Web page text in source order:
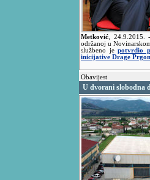
Metković 24.9.2015.
održanoj u
službeno je potvrdio
inicijative Drage
Obavijest
U dvorani slobodna